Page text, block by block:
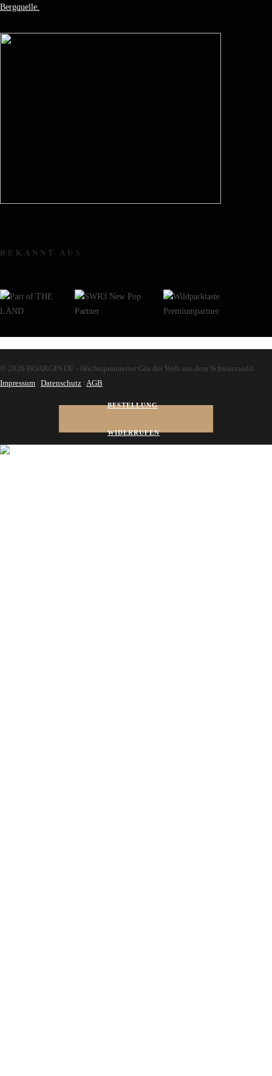
Bergquelle.
BEKANNT AUS
© 2026 BOARGIN.DE - Höchstprämierter Gin der Welt aus dem Schwarzwald
Impressum | Datenschutz | AGB
BESTELLUNG
WIDERRUFEN